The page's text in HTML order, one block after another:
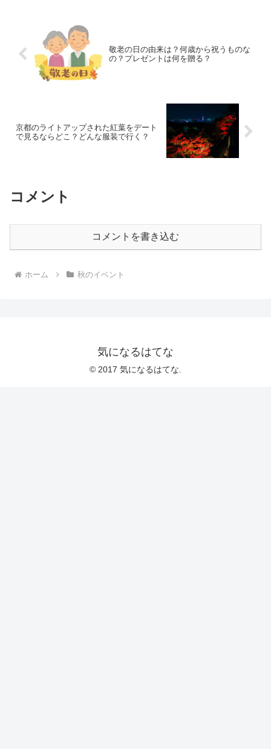
敬老の日の由来は？何歳から祝うものな
の？プレゼントは何を贈る？
京都のライトアップされた紅葉をデート
で見るならどこ？どんな服装で行く？
コメント
コメントを書き込む
ホーム 秋のイベント
気になるはてな
© 2017 気になるはてな.